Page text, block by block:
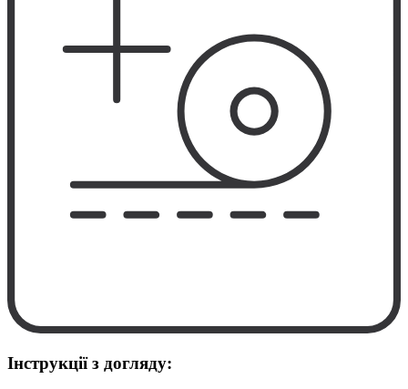
Інструкції з догляду: